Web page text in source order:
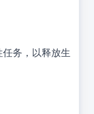
务，以释放生